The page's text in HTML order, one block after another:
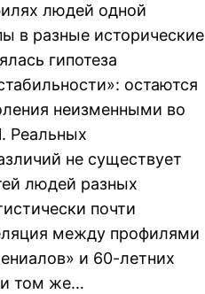
людей одной
в разные исторические
гипотеза
остаются
неизменными во
Реальных
не существует
людей разных
почти
между профилями
и 60-летних
и том же…